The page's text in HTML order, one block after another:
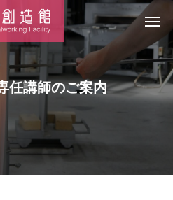
任講師のご案内